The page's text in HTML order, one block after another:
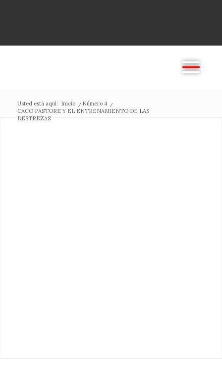
Usted está aquí: Inicio / Número 4
/
CACO PASTORE Y EL ENTRENAMIENTO DE LAS
DESTREZAS